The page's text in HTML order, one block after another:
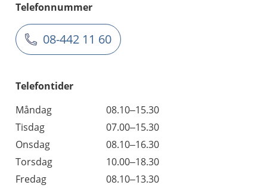
Telefonnummer
08-442 11 60
Telefontider
Måndag
08.10–15.30
Tisdag
07.00–15.30
Onsdag
08.10–16.30
Torsdag
10.00–18.30
Fredag
08.10–13.30